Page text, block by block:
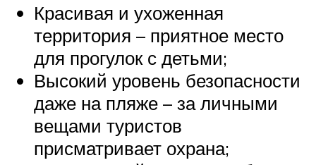
Красивая и ухоженная
территория – приятное место
для прогулок с детьми;
Высокий уровень безопасности
даже на пляже – за личными
вещами туристов
присматривает охрана;